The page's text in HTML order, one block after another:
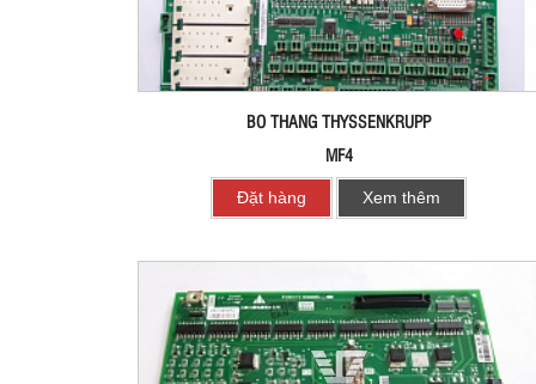
BO THANG THYSSENKRUPP
MF4
Đặt hàng Xem thêm